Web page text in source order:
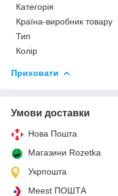
Категорія
Країна-виробник товару
Тип
Колір
Приховати
Умови доставки
Нова Пошта
Магазини Rozetka
Укрпошта
Meest ПОШТА